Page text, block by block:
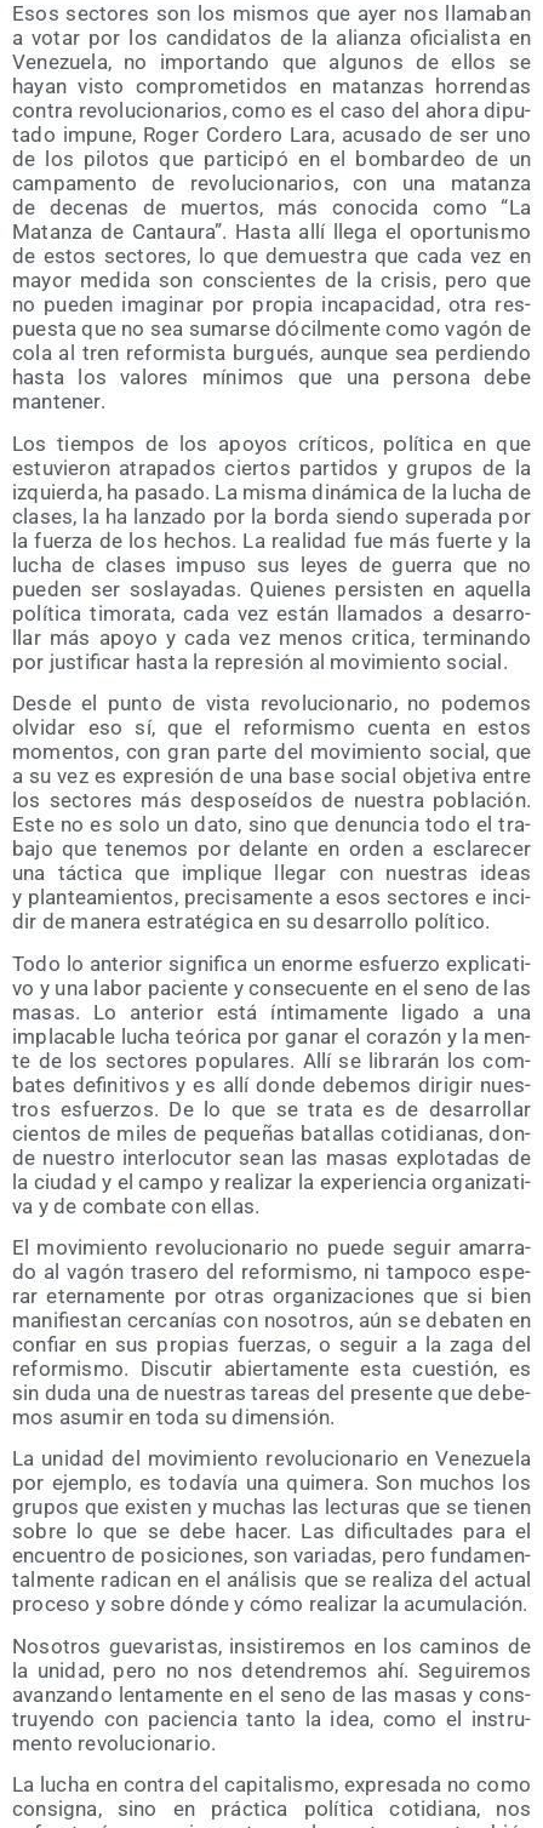
Esos sec­to­res son los mis­mos que ayer nos lla­ma­ban
a votar por los can­di­da­tos de la alian­za ofi­cia­lis­ta en
Vene­zue­la, no impor­tan­do que algu­nos de ellos se
hayan vis­to com­pro­me­ti­dos en matan­zas horren­das
con­tra revo­lu­cio­na­rios, como es el caso del aho­ra dipu­
tado impu­ne, Roger Cor­de­ro Lara, acu­sa­do de ser uno
de los pilo­tos que par­ti­ci­pó en el bom­bar­deo de un
cam­pa­men­to de revo­lu­cio­na­rios, con una matan­za
de dece­nas de muer­tos, más cono­ci­da como “La
Matan­za de Can­tau­ra”. Has­ta allí lle­ga el opor­tu­nis­mo
de estos sec­to­res, lo que demues­tra que cada vez en
mayor medi­da son cons­cien­tes de la cri­sis, pero que
no pue­den ima­gi­nar por pro­pia inca­pa­ci­dad, otra res­
pues­ta que no sea sumar­se dócil­men­te como vagón de
cola al tren refor­mis­ta bur­gués, aun­que sea per­dien­do
has­ta los valo­res míni­mos que una per­so­na debe
mantener.
Los tiem­pos de los apo­yos crí­ti­cos, polí­ti­ca en que
estu­vie­ron atra­pa­dos cier­tos par­ti­dos y gru­pos de la
izquier­da, ha pasa­do. La mis­ma diná­mi­ca de la lucha de
cla­ses, la ha lan­za­do por la bor­da sien­do supe­ra­da por
la fuer­za de los hechos. La reali­dad fue más fuer­te y la
lucha de cla­ses impu­so sus leyes de gue­rra que no
pue­den ser sos­la­ya­das. Quie­nes per­sis­ten en aque­lla
polí­ti­ca timo­ra­ta, cada vez están lla­ma­dos a desa­rro­
llar más apo­yo y cada vez menos cri­ti­ca, ter­mi­nan­do
por jus­ti­fi­car has­ta la repre­sión al movi­mien­to social.
Des­de el pun­to de vis­ta revo­lu­cio­na­rio, no pode­mos
olvi­dar eso sí, que el refor­mis­mo cuen­ta en estos
momen­tos, con gran par­te del movi­mien­to social, que
a su vez es expre­sión de una base social obje­ti­va entre
los sec­to­res más des­po­seí­dos de nues­tra pobla­ción.
Este no es solo un dato, sino que denun­cia todo el tra­
ba­jo que tene­mos por delan­te en orden a escla­re­cer
una tác­ti­ca que impli­que lle­gar con nues­tras ideas
y plan­tea­mien­tos, pre­ci­sa­men­te a esos sec­to­res e inci­
dir de mane­ra estra­té­gi­ca en su desa­rro­llo político.
Todo lo ante­rior sig­ni­fi­ca un enor­me esfuer­zo expli­ca­ti­
vo y una labor pacien­te y con­se­cuen­te en el seno de las
masas. Lo ante­rior está ínti­ma­men­te liga­do a una
impla­ca­ble lucha teó­ri­ca por ganar el cora­zón y la men­
te de los sec­to­res popu­la­res. Allí se libra­rán los com­
ba­tes defi­ni­ti­vos y es allí don­de debe­mos diri­gir nues­
tros esfuer­zos. De lo que se tra­ta es de desa­rro­llar
cien­tos de miles de peque­ñas bata­llas coti­dia­nas, don­
de nues­tro inter­lo­cu­tor sean las masas explo­ta­das de
la ciu­dad y el cam­po y rea­li­zar la expe­rien­cia orga­ni­za­ti­
va y de com­ba­te con ellas.
El movi­mien­to revo­lu­cio­na­rio no pue­de seguir ama­rra­
do al vagón tra­se­ro del refor­mis­mo, ni tam­po­co espe­
rar eter­na­men­te por otras orga­ni­za­cio­nes que si bien
mani­fies­tan cer­ca­nías con noso­tros, aún se deba­ten en
con­fiar en sus pro­pias fuer­zas, o seguir a la zaga del
refor­mis­mo. Dis­cu­tir abier­ta­men­te esta cues­tión, es
sin duda una de nues­tras tareas del pre­sen­te que debe­
mos asu­mir en toda su dimensión.
La uni­dad del movi­mien­to revo­lu­cio­na­rio en Vene­zue­la
por ejem­plo, es toda­vía una qui­me­ra. Son muchos los
gru­pos que exis­ten y muchas las lec­tu­ras que se tie­nen
sobre lo que se debe hacer. Las difi­cul­ta­des para el
encuen­tro de posi­cio­nes, son varia­das, pero fun­da­men­
tal­men­te radi­can en el aná­li­sis que se rea­li­za del actual
pro­ce­so y sobre dón­de y cómo rea­li­zar la acumulación.
Noso­tros gue­va­ris­tas, insis­ti­re­mos en los cami­nos de
la uni­dad, pero no nos deten­dre­mos ahí. Segui­re­mos
avan­zan­do len­ta­men­te en el seno de las masas y cons­
tru­yen­do con pacien­cia tan­to la idea, como el ins­tru­
men­to revolucionario.
La lucha en con­tra del capi­ta­lis­mo, expre­sa­da no como
con­sig­na, sino en prác­ti­ca polí­ti­ca coti­dia­na, nos